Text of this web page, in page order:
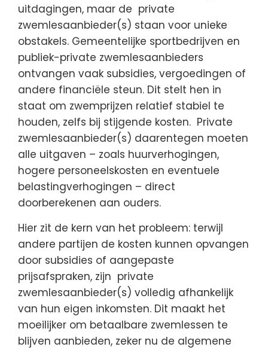
uitdagingen, maar de private
zwemlesaanbieder(s) staan voor unieke
obstakels. Gemeentelijke sportbedrijven en
publiek-private zwemlesaanbieders
ontvangen vaak subsidies, vergoedingen of
andere financiële steun. Dit stelt hen in
staat om zwemprijzen relatief stabiel te
houden, zelfs bij stijgende kosten. Private
zwemlesaanbieder(s) daarentegen moeten
alle uitgaven – zoals huurverhogingen,
hogere personeelskosten en eventuele
belastingverhogingen – direct
doorberekenen aan ouders.
Hier zit de kern van het probleem: terwijl
andere partijen de kosten kunnen opvangen
door subsidies of aangepaste
prijsafspraken, zijn private
zwemlesaanbieder(s) volledig afhankelijk
van hun eigen inkomsten. Dit maakt het
moeilijker om betaalbare zwemlessen te
blijven aanbieden, zeker nu de algemene